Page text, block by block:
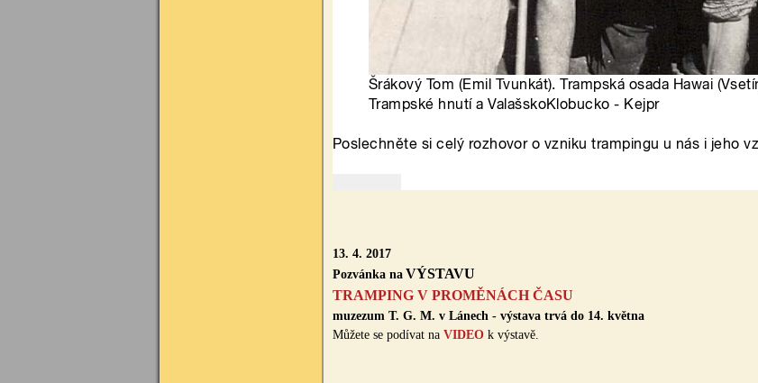
13. 4. 2017
Pozvánka na VÝSTAVU
TRAMPING V PROMĚNÁCH ČASU
muzezum T. G. M. v Lánech - výstava trvá do 14. května
Můžete se podívat na VIDEO k výstavě.